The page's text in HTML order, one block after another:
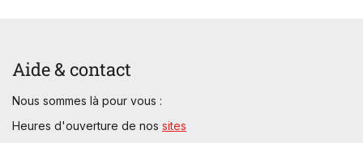
Aide & contact
Nous sommes là pour vous :
Heures d'ouverture de nos sites